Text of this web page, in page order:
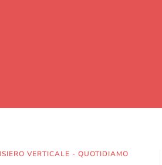
VERTICALE - QUOTIDIAMO